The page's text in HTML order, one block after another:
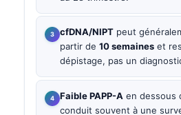
cfDNA/NIPT peut
partir de 10 semaines et
dépistage, pas un
Faible PAPP-A en dessous
conduit souvent à une